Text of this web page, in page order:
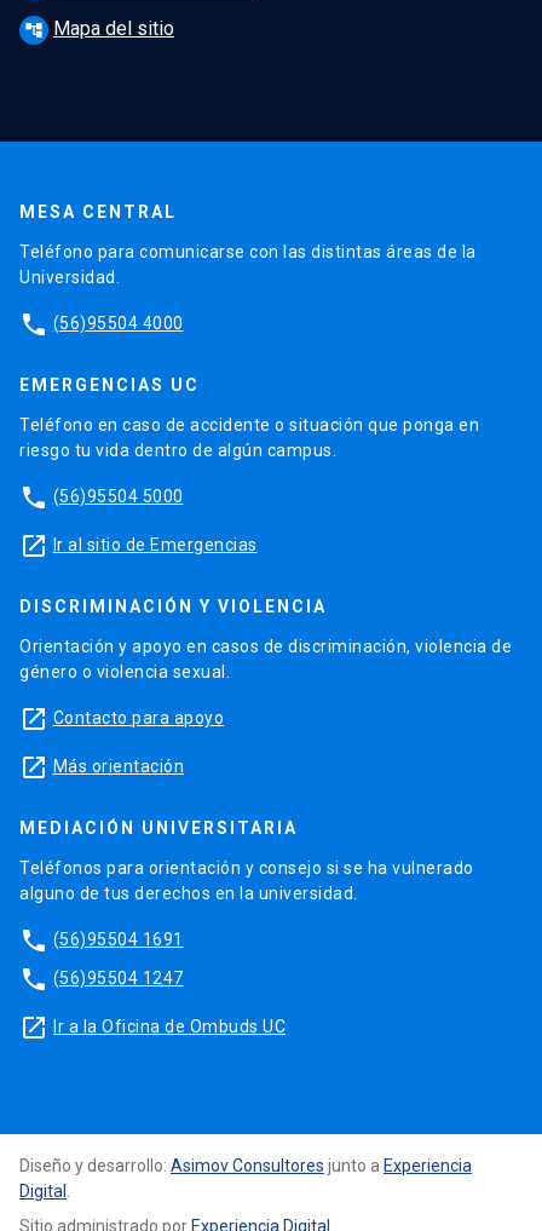
account_tree Mapa del sitio
MESA CENTRAL
Teléfono para comunicarse con las distintas áreas de la
Universidad.
phone (56)95504 4000
EMERGENCIAS UC
Teléfono en caso de accidente o situación que ponga en
riesgo tu vida dentro de algún campus.
phone (56)95504 5000
launch Ir al sitio de Emergencias
DISCRIMINACIÓN Y VIOLENCIA
Orientación y apoyo en casos de discriminación, violencia de
género o violencia sexual.
launch Contacto para apoyo
launch Más orientación
MEDIACIÓN UNIVERSITARIA
Teléfonos para orientación y consejo si se ha vulnerado
alguno de tus derechos en la universidad.
phone (56)95504 1691
phone (56)95504 1247
launch Ir a la Oficina de Ombuds UC
Diseño y desarrollo: Asimov Consultores junto a Experiencia
Digital
Sitio administrado por Experiencia Digital